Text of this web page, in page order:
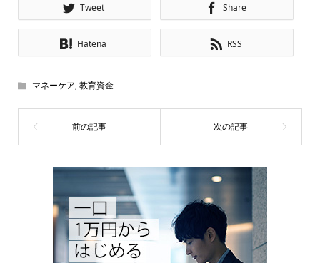
Tweet Share
Hatena RSS
マネーケア,教育資金